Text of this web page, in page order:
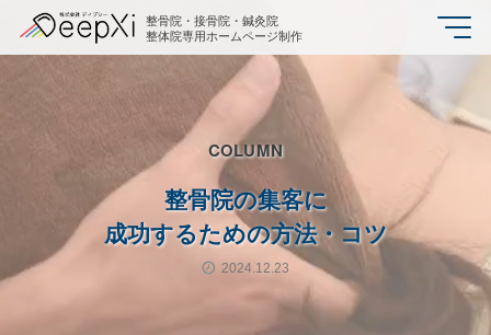
整骨院・接骨院・鍼灸院
整体院専用ホームページ制作
COLUMN
整骨院の集客に
成功するための方法・コツ
2024.12.23